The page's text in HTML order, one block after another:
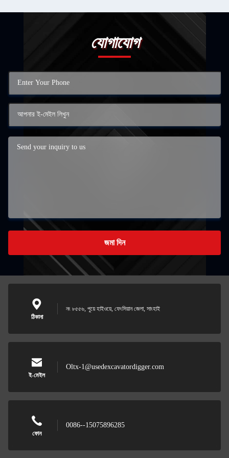
যোগাযোগ
জমা দিন
ঠিকানা
নং ৮৫৫৬, পুয়ে হাইওয়ে, ফেংসিয়ান জেলা, সাংহাই
ই-মেইল
Oltx-1@usedexcavatordigger.com
ফোন
0086--15075896285